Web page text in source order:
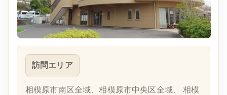
訪問エリア
相模原市南区全域、相模原市中央区全域、 相模